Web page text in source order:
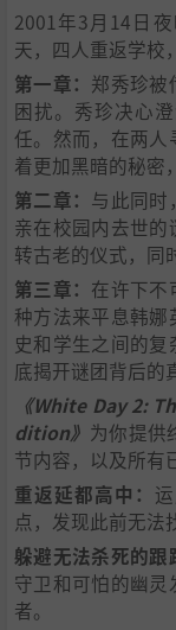
2001年3月14日
天，四人重返学校
第一章： 郑秀珍被
困扰。秀珍决心
任。然而，在两人
着更加黑暗的秘密
第二章： 与此同时
亲在校园内去世
转古老的仪式，同
第三章： 在许下不
种方法来平息韩娜
史和学生之间的
底揭开谜团背后的
《White Day 2:
dition》 为你提供
节内容，以及所有
重返延都高中：
点，发现此前无法
躲避无法杀死的跟
守卫和可怕的幽
者。